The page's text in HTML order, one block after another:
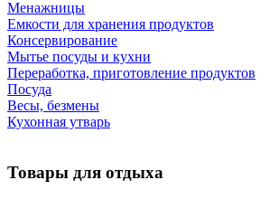
Менажницы
Емкости для хранения продуктов
Консервирование
Мытье посуды и кухни
Переработка, приготовление продуктов
Посуда
Весы, безмены
Кухонная утварь
Товары для отдыха